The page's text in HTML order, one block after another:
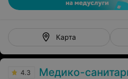
Карта
4.3 Медико-